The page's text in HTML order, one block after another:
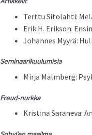
Tert­tu Sito­lahti:
Erik H. Erik­son:
Johannes Myyrä:
Sem­i­naariku­u­lu­misia
Mir­ja Malm­berg:
Freud-nurk­ka
Kristi­na Sarane­va: